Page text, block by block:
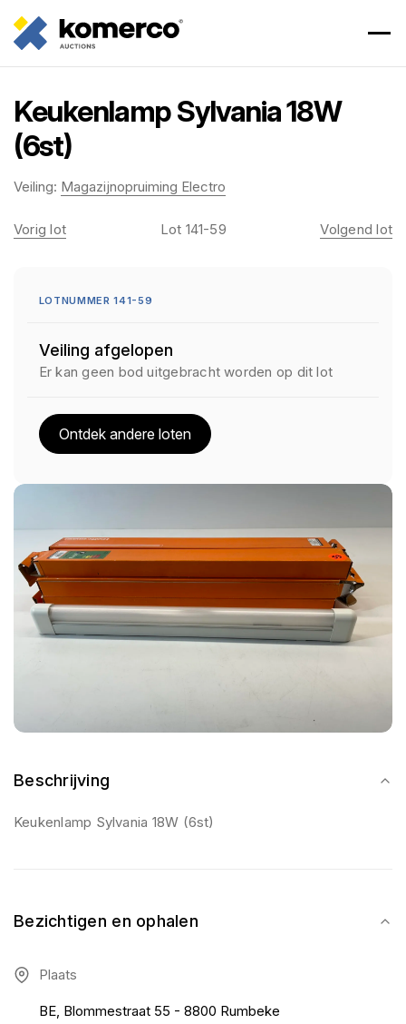
Keukenlamp Sylvania 18W
(6st)
Veiling: Magazijnopruiming Electro
Beschrijving
Keukenlamp Sylvania 18W (6st)
Bezichtigen en ophalen
Plaats
BE, Blommestraat 55 - 8800 Rumbeke
Vorig lot Lot 141-59 Volgend lot
LOTNUMMER 141-59
Veiling afgelopen
Er kan geen bod uitgebracht worden op dit lot
Ontdek andere loten